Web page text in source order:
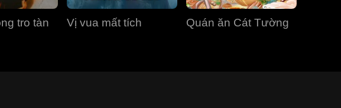
tro tàn Vị vua mất tích Quán ăn Cát Tường